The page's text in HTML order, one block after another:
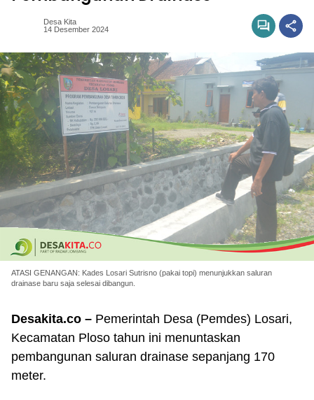
Desa Kita
14 Desember 2024
ATASI GENANGAN: Kades Losari Sutrisno (pakai topi) menunjukkan saluran
drainase baru saja selesai dibangun.
Desakita.co – Pemerintah Desa (Pemdes) Losari,
Kecamatan Ploso tahun ini menuntaskan
pembangunan saluran drainase sepanjang 170
meter.